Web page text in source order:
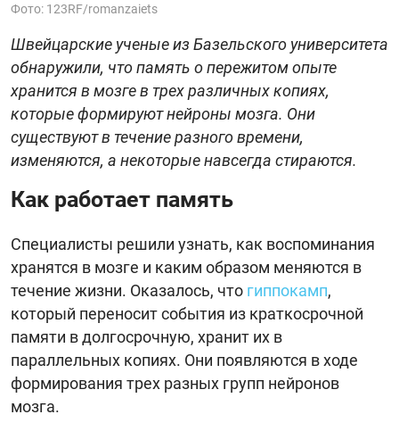
Фото: 123RF/romanzaiets
Швейцарские ученые из Базельского университета
обнаружили, что память о пережитом опыте
хранится в мозге в трех различных копиях,
которые формируют нейроны мозга. Они
существуют в течение разного времени,
изменяются, а некоторые навсегда стираются.
Как работает память
Специалисты решили узнать, как воспоминания
хранятся в мозге и каким образом меняются в
течение жизни. Оказалось, что гиппокамп,
который переносит события из краткосрочной
памяти в долгосрочную, хранит их в
параллельных копиях. Они появляются в ходе
формирования трех разных групп нейронов
мозга.